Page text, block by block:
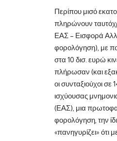
Περίπου μισό
πληρώνουν
ΕΑΣ – Εισφορά
φορολόγηση), με
στα 10 δισ. ευρώ
πλήρωσαν (και
οι συνταξιούχοι σε
ισχύουσας
(ΕΑΣ), μια
φορολόγηση, την
«πανηγυρίζει» ότι